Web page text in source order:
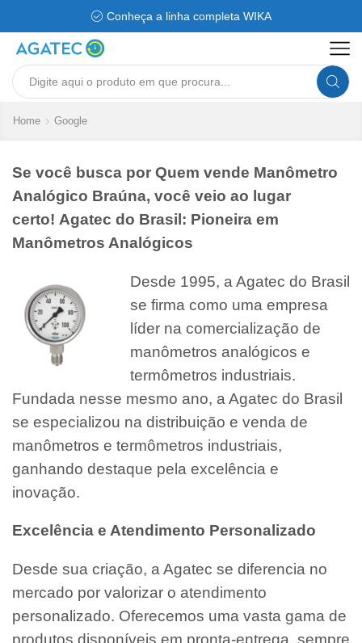
Conheça a linha completa WIKA
Search
Home Google
Se você busca por Quem vende Manômetro
Analógico Braúna, você veio ao lugar
certo! Agatec do Brasil: Pioneira em
Manômetros Analógicos
Desde 1995, a Agatec do Brasil
se firma como uma empresa
líder na comercialização de
manômetros analógicos e
termômetros industriais.
Fundada nesse mesmo ano, a Agatec do Brasil
se especializou na distribuição e venda de
manômetros e termômetros industriais,
ganhando destaque pela excelência e
inovação.
Excelência e Atendimento Personalizado
Desde sua criação, a Agatec se diferencia no
mercado por valorizar o atendimento
personalizado. Oferecemos uma vasta gama de
produtos disponíveis em pronta-entrega, sempre